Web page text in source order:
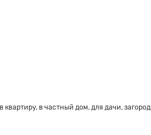
в частный дом, для дачи,